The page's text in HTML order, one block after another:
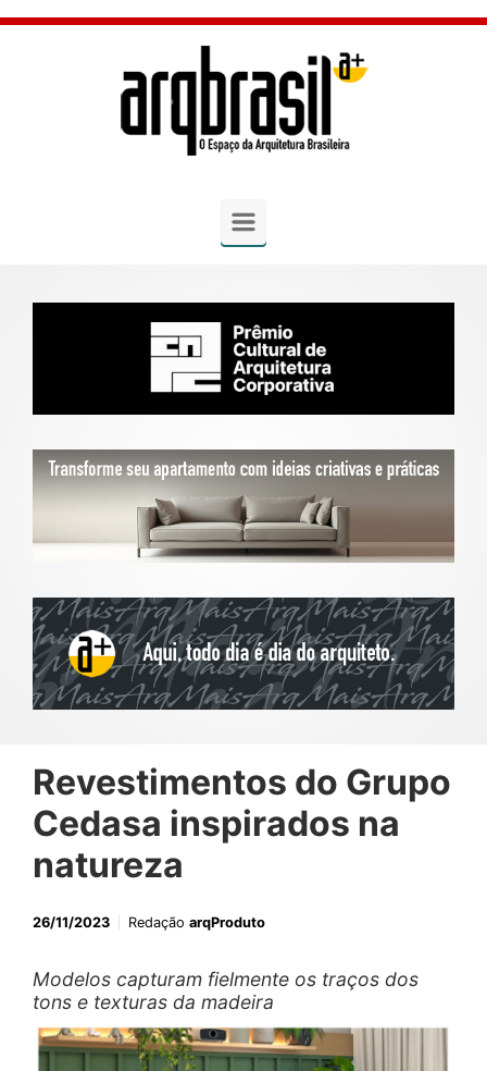
Skip to main content
Revestimentos do Grupo
Cedasa inspirados na
natureza
26/11/2023 Redação arqProduto
Modelos capturam fielmente os traços dos
tons e texturas da madeira